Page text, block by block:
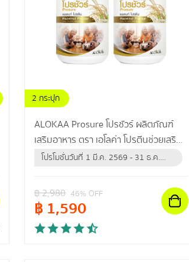
2 กระปุก
ALOKAA Prosure โปรชัวร์ ผลิตภัณฑ์
เสริมอาหาร ตรา เอโลค่า โปรตีนช่วยเสริม
สร้างกล้ามเนื้อและกระดูก
โปรโมชั่นวันที่ 1 มี.ค. 2569 - 31 ธ.ค.
฿2,980 46% OFF
฿1,590